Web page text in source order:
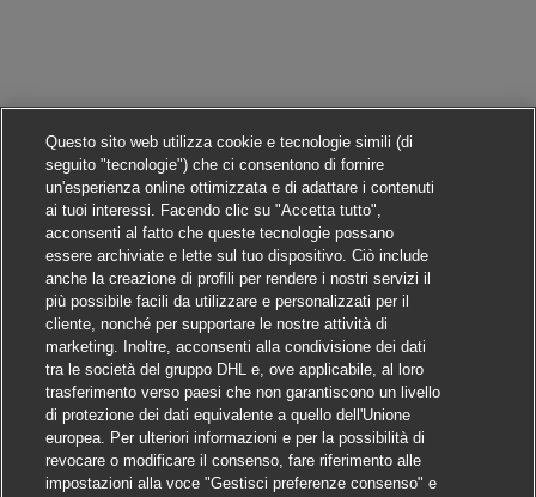
Candidarsi
Questo sito web utilizza cookie e tecnologie simili (di
seguito "tecnologie") che ci consentono di fornire
un'esperienza online ottimizzata e di adattare i contenuti
ai tuoi interessi. Facendo clic su "Accetta tutto",
acconsenti al fatto che queste tecnologie possano
essere archiviate e lette sul tuo dispositivo. Ciò include
anche la creazione di profili per rendere i nostri servizi il
più possibile facili da utilizzare e personalizzati per il
cliente, nonché per supportare le nostre attività di
marketing. Inoltre, acconsenti alla condivisione dei dati
tra le società del gruppo DHL e, ove applicabile, al loro
trasferimento verso paesi che non garantiscono un livello
di protezione dei dati equivalente a quello dell'Unione
europea. Per ulteriori informazioni e per la possibilità di
revocare o modificare il consenso, fare riferimento alle
impostazioni alla voce "Gestisci preferenze consenso" e